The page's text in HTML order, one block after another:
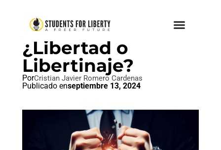
IDEAL LIBERTAD
¿Libertad o
Libertinaje?
PorCristian Javier Romero Cardenas
Publicado enseptiembre 13, 2024